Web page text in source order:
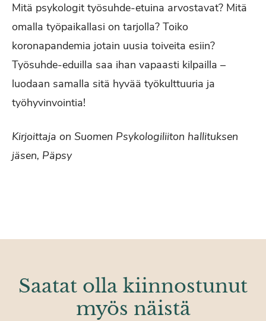
Mitä psykologit työsuhde-etuina arvostavat? Mitä
omalla työpaikallasi on tarjolla? Toiko
koronapandemia jotain uusia toiveita esiin?
Työsuhde-eduilla saa ihan vapaasti kilpailla –
luodaan samalla sitä hyvää työkulttuuria ja
työhyvinvointia!
Kirjoittaja on Suomen Psykologiliiton hallituksen
jäsen, Päpsy
Saatat olla kiinnostunut
myös näistä